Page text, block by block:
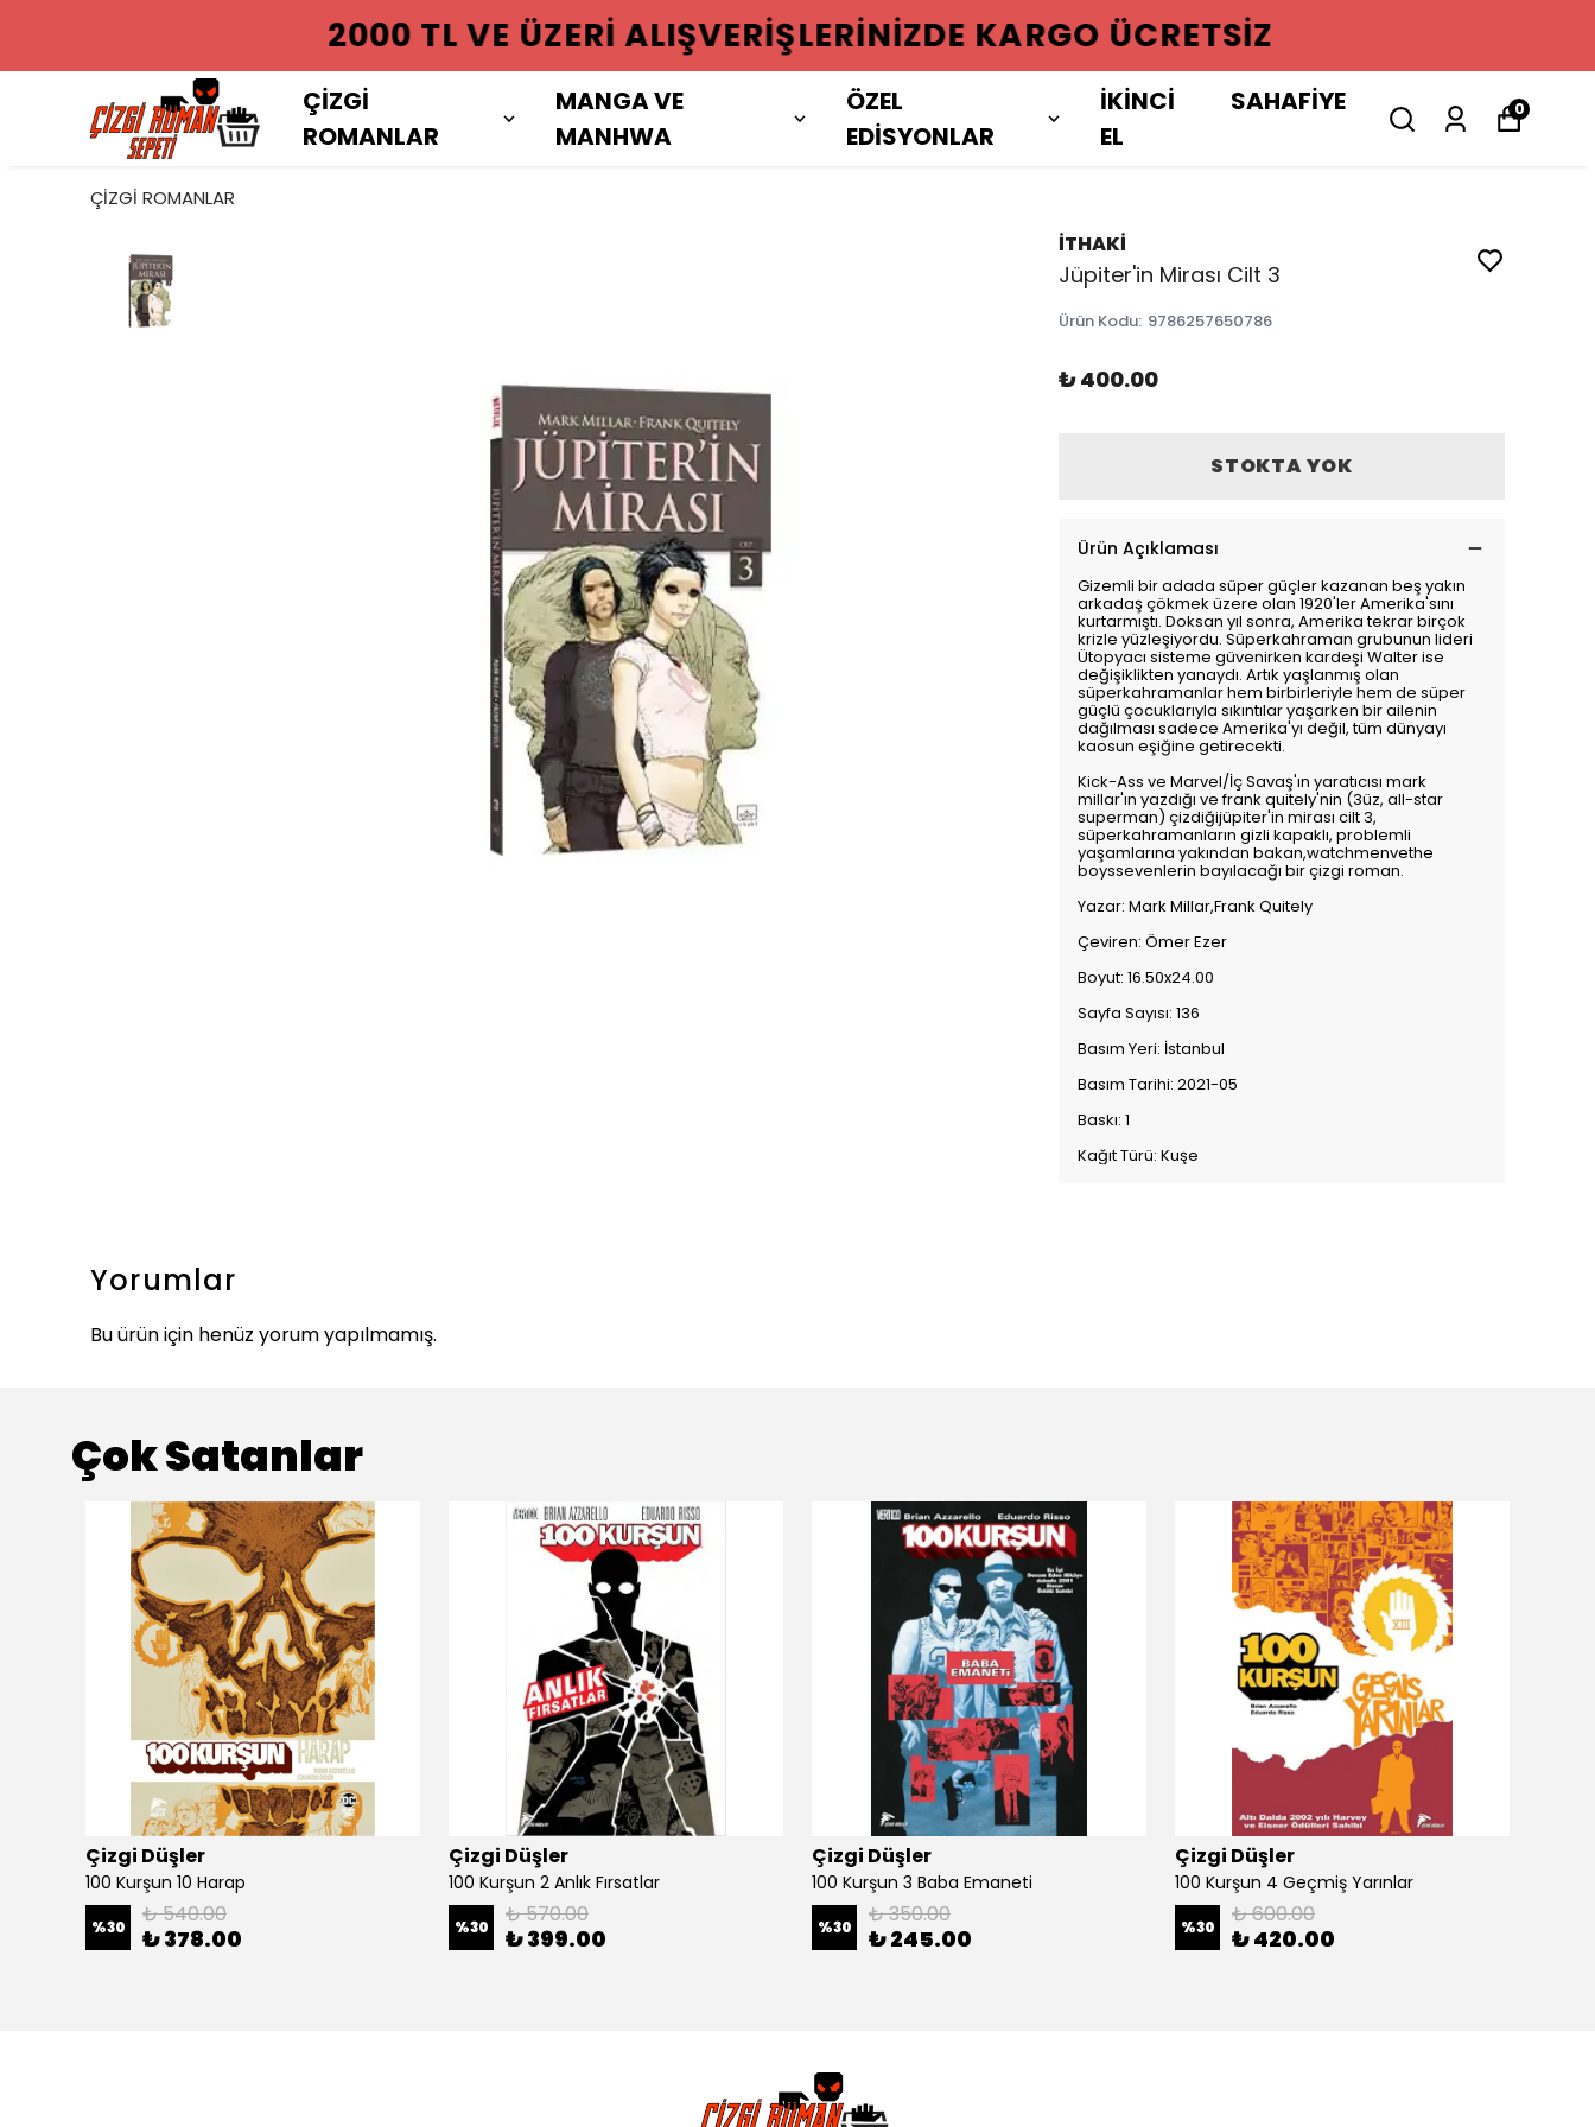
2000 TL VE ÜZERI ALIŞVERIŞLERINIZDE KARGO ÜCRETSIZ
ÇİZGİ
ROMANLAR
MANGA VE
MANHWA
ÖZEL
EDİSYONLAR
İKİNCİ
EL
SAHAFİYE 0
ÇİZGİ ROMANLAR
İTHAKİ
Jüpiter'in Mirası Cilt 3
Ürün Kodu: 9786257650786
₺ 400.00
STOKTA YOK
Ürün Açıklaması
Gizemli bir adada süper güçler kazanan beş yakın
arkadaş çökmek üzere olan 1920'ler Amerika'sını
kurtarmıştı. Doksan yıl sonra, Amerika tekrar birçok
krizle yüzleşiyordu. Süperkahraman grubunun lideri
Ütopyacı sisteme güvenirken kardeşi Walter ise
değişiklikten yanaydı. Artık yaşlanmış olan
süperkahramanlar hem birbirleriyle hem de süper
güçlü çocuklarıyla sıkıntılar yaşarken bir ailenin
dağılması sadece Amerika'yı değil, tüm dünyayı
kaosun eşiğine getirecekti.
Kick-Ass ve Marvel/İç Savaş'ın yaratıcısı mark
millar'ın yazdığı ve frank quitely'nin (3üz, all-star
superman) çizdiğijüpiter'in mirası cilt 3,
süperkahramanların gizli kapaklı, problemli
yaşamlarına yakından bakan,watchmenvethe
boyssevenlerin bayılacağı bir çizgi roman.
Yazar: Mark Millar,Frank Quitely
Çeviren: Ömer Ezer
Boyut: 16.50x24.00
Sayfa Sayısı: 136
Basım Yeri: İstanbul
Basım Tarihi: 2021-05
Baskı: 1
Kağıt Türü: Kuşe
Yorumlar
Bu ürün için henüz yorum yapılmamış.
Çok Satanlar
Çizgi Düşler
100 Kurşun 10 Harap
%30 ₺ 540.00
₺ 378.00
Çizgi Düşler
100 Kurşun 2 Anlık Fırsatlar
%30 ₺ 570.00
₺ 399.00
Çizgi Düşler
100 Kurşun 3 Baba Emaneti
%30 ₺ 350.00
₺ 245.00
Çizgi Düşler
100 Kurşun 4 Geçmiş Yarınlar
%30 ₺ 600.00
₺ 420.00